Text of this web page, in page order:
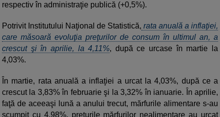
respectiv în administraţie publică (+0,5%).
Potrivit Institutului Naţional de Statistică, rata anuală a inflaţiei,
care măsoară evoluţia preţurilor de consum în ultimul an, a
crescut şi în aprilie, la 4,11%, după ce urcase în martie la
4,03%.
În martie, rata anuală a inflaţiei a urcat la 4,03%, după ce a
crescut la 3,83% în februarie şi la 3,32% în ianuarie. În aprilie,
faţă de aceeaşi lună a anului trecut, mărfurile alimentare s-au
scumpit cu 4,98%, preţurile mărfurilor nealimentare au urcat